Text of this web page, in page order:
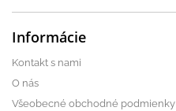
Informácie
Kontakt s nami
O nás
Všeobecné obchodné podmienky